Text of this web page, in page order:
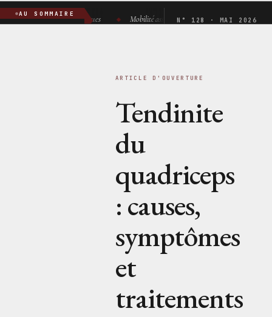
AU SOMMAIRE
Aides techniques Mobilité assistée Matériel orthopédique
N° 128 · MAI 2026
ARTICLE D'OUVERTURE
Tendinite
du
quadriceps
: causes,
symptômes
et
traitements